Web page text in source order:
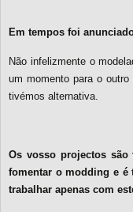
Em tempos foi
Não infelizmente o
um momento para o
tivémos alternativa.
Os vosso projectos
fomentar o modding e é
trabalhar apenas com